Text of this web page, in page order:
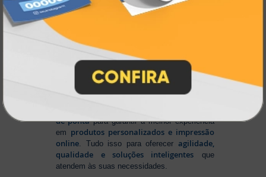
Impressão personalizada
Muito antes de termos como
impressão sob demanda e web to print
popularizarem, aAtual Card já estava
transformando o mercado gráfico
inovando
de pontapara garantir a melhor experiência
em produtos personalizados e impressão
online. Tudo isso para oferecer agilidade,
qualidade e soluções inteligentes que
atendem às suas necessidades.